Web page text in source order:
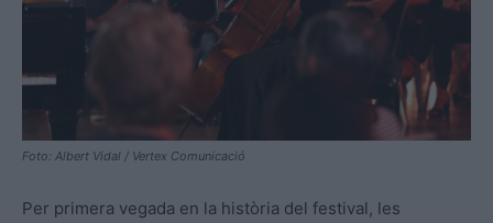
Foto: Albert Vidal / Vertex Comunicació
Per primera vegada en la història del festival, les